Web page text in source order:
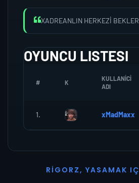
XADREANLIN HERKEZİ BEKLER
OYUNCU LISTESI
# K
KULLANICI
ADI
1. xMadMaxx
R I G O R Z, YASAMAK I Ç